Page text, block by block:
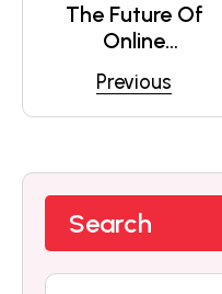
Previous
The Future Of
Online
Education
Search